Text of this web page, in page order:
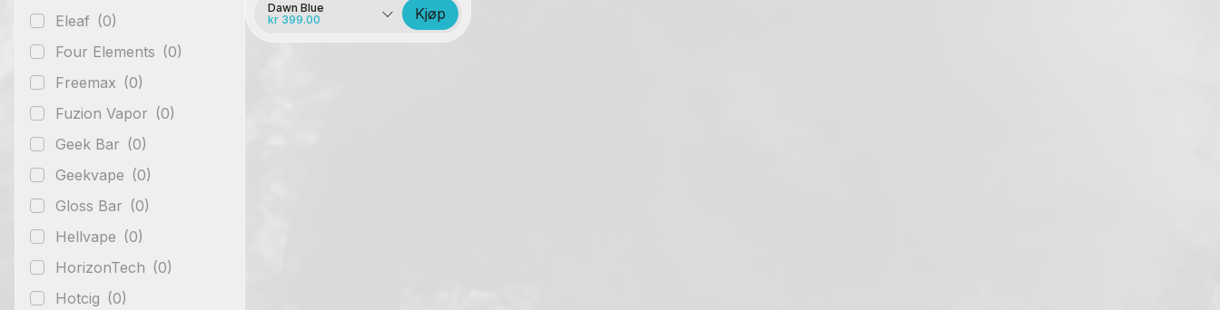
Eleaf (0)
Four Elements (0)
Freemax (0)
Fuzion Vapor (0)
Geek Bar (0)
Geekvape (0)
Gloss Bar (0)
Hellvape (0)
HorizonTech (0)
Hotcig (0)
Dawn Blue
kr 399.00
Kjøp